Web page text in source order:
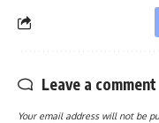
Leave a comment
Your email address will not be